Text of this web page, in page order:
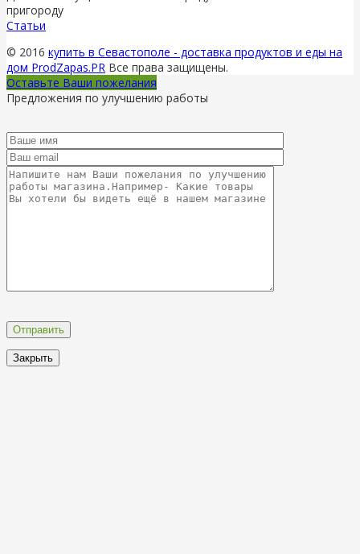
пригороду
Статьи
© 2016 купить в Севастополе - доставка продуктов и еды на
дом ProdZapas.PR Все права защищены.
Оставьте Ваши пожелания
Предложения по улучшению работы
Закрыть